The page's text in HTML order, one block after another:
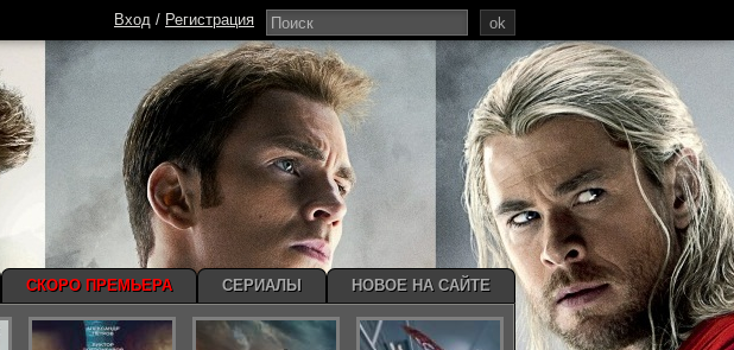
ok
Вход / Регистрация
СКОРО ПРЕМЬЕРА СЕРИАЛЫ НОВОЕ НА САЙТЕ